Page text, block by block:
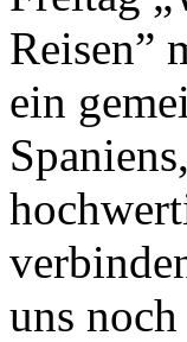
Reisen”
ein
uns